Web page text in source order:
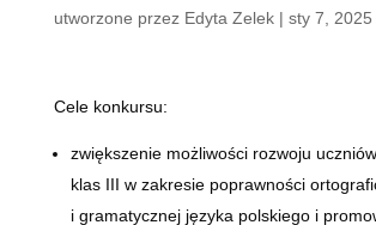
utworzone przez Edyta Zelek| sty 7, 2025
Cele konkursu:
zwiększenie możliwości rozwoju
klas III w zakresie poprawności
i gramatycznej języka polskiego i